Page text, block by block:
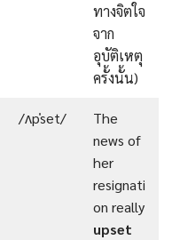
ทางจิตใจ
จาก
อุบัติเหตุ
ครั้งนั้น)
/ʌpˈset/
The
news of
her
resignati
on really
upset